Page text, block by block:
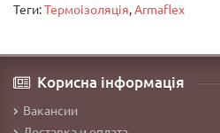
Теги:Термоізоляція,Armaflex
Корисна інформація
Вакансии